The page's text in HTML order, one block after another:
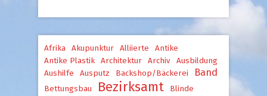
Afrika Akupunktur Alliierte
Antike
Antike Plastik
Architektur Archiv
Ausbildung
Aushilfe
Ausputz Backshop/Bäckerei Band
Bettungsbau Bezirksamt
Blinde